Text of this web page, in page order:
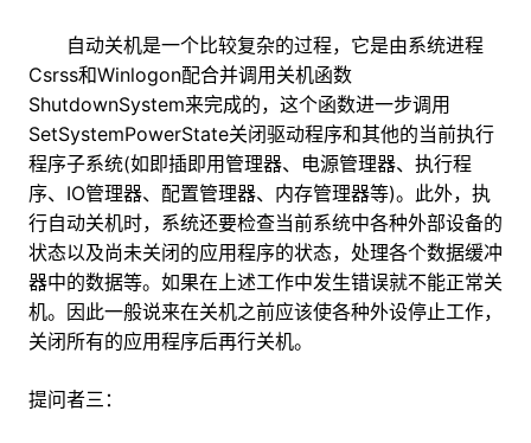
自动关机是一个比较复杂的过程，它是由系统进程
Csrss和Winlogon配合并调用关机函数
ShutdownSystem来完成的，这个函数进一步调用
SetSystemPowerState关闭驱动程序和其他的当前执行
程序子系统(如即插即用管理器、电源管理器、执行程
序、IO管理器、配置管理器、内存管理器等)。此外，执
行自动关机时，系统还要检查当前系统中各种外部设备的
状态以及尚未关闭的应用程序的状态，处理各个数据缓冲
器中的数据等。如果在上述工作中发生错误就不能正常关
机。因此一般说来在关机之前应该使各种外设停止工作，
关闭所有的应用程序后再行关机。
提问者三：